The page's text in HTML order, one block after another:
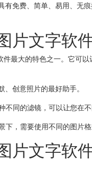
免费、简单、易用、无
片文字软
件最大的特色之一。它可
创意照片的最好助手。
不同的滤镜，可以让您在不
下，需要使用不同的图片
片文字软